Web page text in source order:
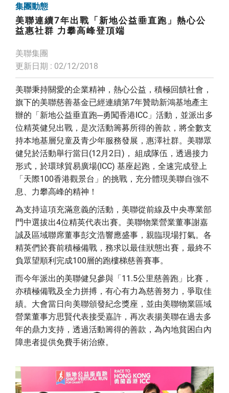
集團動態
美聯連續7年出戰「新地公益垂直跑」熱心公
益惠社群 力攀高峰登頂端
美聯集團
更新日期 : 02/12/2018
美聯秉持關愛的企業精神，熱心公益，積極回饋社會，
旗下的美聯慈善基金已經連續第7年贊助新鴻基地產主
辦的「新地公益垂直跑─勇闖香港ICC」活動，並派出多
位精英健兒出戰，是次活動籌募所得的善款，將全數支
持本地基層兒童及青少年服務發展，惠澤社群。美聯眾
健兒於活動舉行當日(12月2日)， 組成隊伍，透過接力
形式，於環球貿易廣場(ICC) 基座起跑，全速完成登上
「天際100香港觀景台」的挑戰，充分體現美聯自強不
息、力攀高峰的精神！
為支持這項充滿意義的活動，美聯從前線及中央專業部
門中選拔出4位精英代表出賽。美聯物業營業董事謝嘉
誠及區域聯席董事彭文浩響應盛事，親臨現場打氣。各
精英們於賽前積極備戰，務求以最佳狀態出賽，最終不
負眾望順利完成100層的跑樓梯慈善賽事。
而今年派出的美聯健兒參與「11.5公里慈善跑」比賽，
亦積極備戰及全力拼搏，有心有力為慈善努力，爭取佳
績。大會當日向美聯頒發紀念獎座，並由美聯物業區域
營業董事方思賢代表接受嘉許，再次表揚美聯在過去多
年的鼎力支持，透過活動籌得的善款，為內地貧困白內
障患者提供免費手術治療。